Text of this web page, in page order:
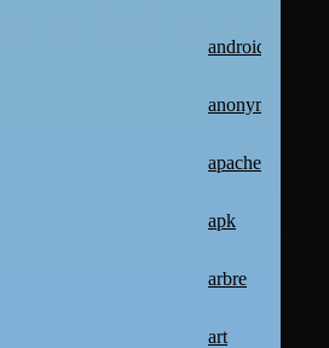
android
anonymat
apache2
apk
arbre
art